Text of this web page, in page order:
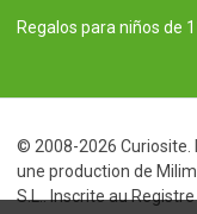
Regalos para niños de
© 2008-2026 Curiosite.
une production de
S.L.. Inscrite au